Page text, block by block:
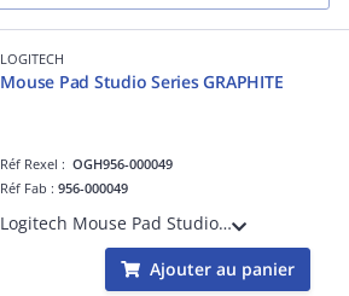
LOGITECH
Mouse Pad Studio Series GRAPHITE
Réf Rexel :OGH956-000049
Réf Fab :956-000049
Logitech Mouse Pad Studio Series - GRAPHITE - NAMR-EMEA
Ajouter au panier